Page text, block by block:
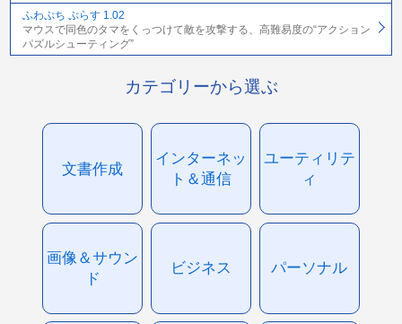
ふわぷち ぷらす 1.02
マウスで同色のタマをくっつけて敵を攻撃する、高難易度の“アクション
パズルシューティング”
カテゴリーから選ぶ
文書作成
インターネッ
ト＆通信
ユーティリテ
ィ
画像＆サウン
ド
ビジネス パーソナル